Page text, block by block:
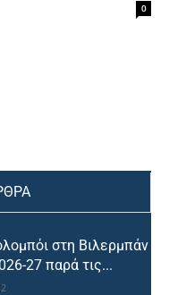
0
στη Βιλερμπάν
27 παρά τις...